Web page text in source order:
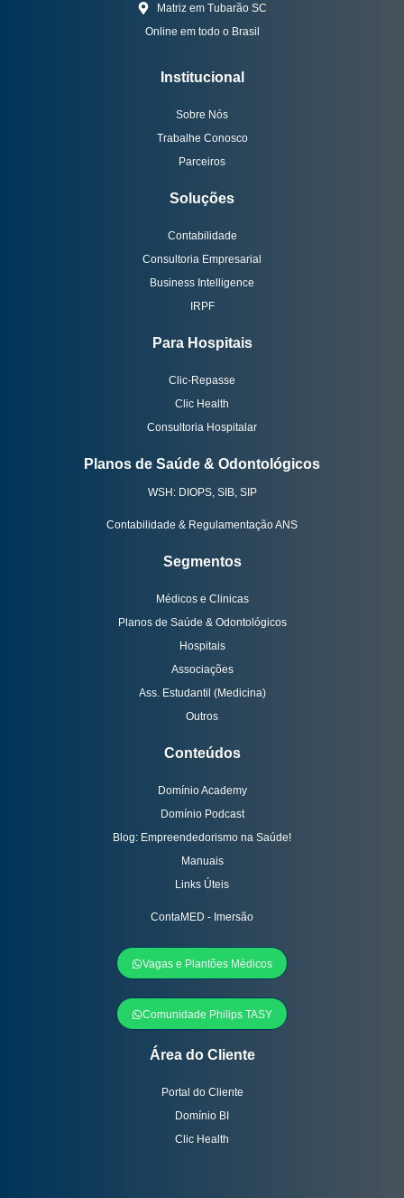
Matriz em Tubarão SC
Online em todo o Brasil
Institucional
Sobre Nós
Trabalhe Conosco
Parceiros
Soluções
Contabilidade
Consultoria Empresarial
Business Intelligence
IRPF
Para Hospitais
Clic-Repasse
Clic Health
Consultoria Hospitalar
Planos de Saúde & Odontológicos
WSH: DIOPS, SIB, SIP
Contabilidade & Regulamentação ANS
Segmentos
Médicos e Clinicas
Planos de Saúde & Odontológicos
Hospitais
Associações
Ass. Estudantil (Medicina)
Outros
Conteúdos
Domínio Academy
Domínio Podcast
Blog: Empreendedorismo na Saúde!
Manuais
Links Úteis
ContaMED - Imersão
Vagas e Plantões Médicos
Comunidade Philips TASY
Área do Cliente
Portal do Cliente
Domínio BI
Clic Health